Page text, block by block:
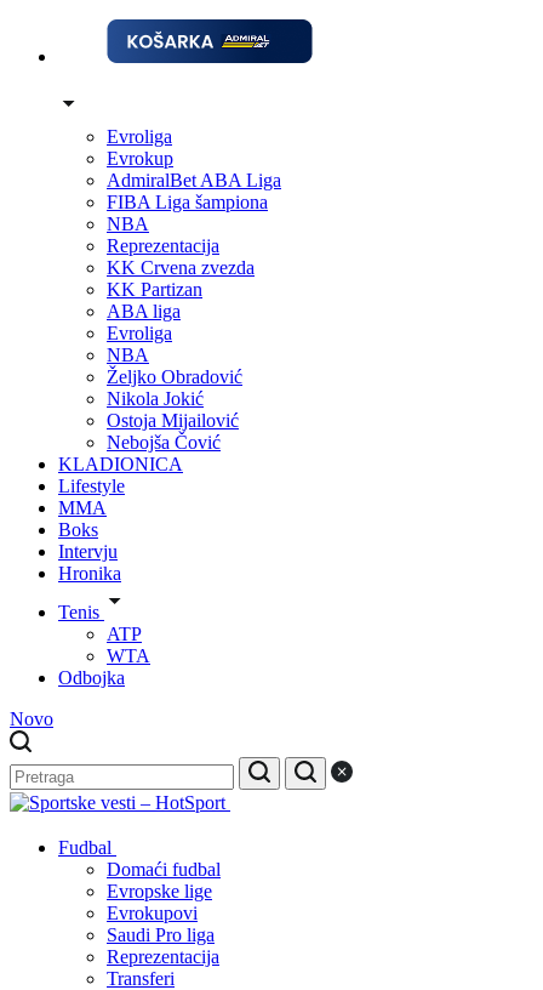
Evroliga
Evrokup
AdmiralBet ABA Liga
FIBA Liga šampiona
NBA
Reprezentacija
KK Crvena zvezda
KK Partizan
ABA liga
Evroliga
NBA
Željko Obradović
Nikola Jokić
Ostoja Mijailović
Nebojša Čović
KLADIONICA
Lifestyle
MMA
Boks
Intervju
Hronika
Tenis
ATP
WTA
Odbojka
Novo
Fudbal
Domaći fudbal
Evropske lige
Evrokupovi
Saudi Pro liga
Reprezentacija
Transferi